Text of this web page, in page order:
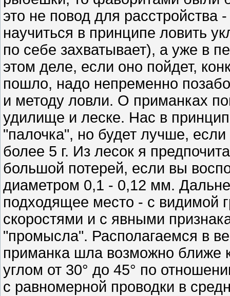
это не повод для
научиться в принципе ловить
по себе захватывает), а уже в
этом деле, если оно пойдет,
пошло, надо непременно
и методу ловли. О приманках
удилище и леске. Нас в
"палочка", но будет лучше,
более 5 г. Из лесок я
большой потерей, если вы
диаметром 0,1 - 0,12 мм.
подходящее место - с видимой
скоростями и с явными
"промысла". Располагаемся в
приманка шла возможно ближе
углом от 30° до 45° по
с равномерной проводки в